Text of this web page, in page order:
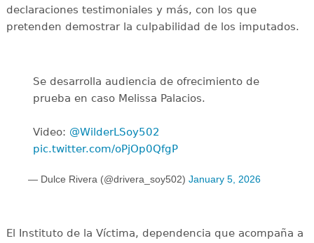
declaraciones testimoniales y más, con los que
pretenden demostrar la culpabilidad de los imputados.
Se desarrolla audiencia de ofrecimiento de
prueba en caso Melissa Palacios.
Video: @WilderLSoy502
pic.twitter.com/oPjOp0QfgP
— Dulce Rivera (@drivera_soy502) January 5, 2026
El Instituto de la Víctima, dependencia que acompaña a